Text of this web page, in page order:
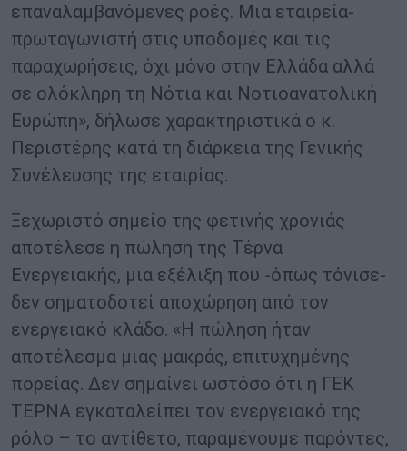
επαναλαμβανόμενες ροές. Μια εταιρεία-
πρωταγωνιστή στις υποδομές και τις
παραχωρήσεις, όχι μόνο στην Ελλάδα αλλά
σε ολόκληρη τη Νότια και Νοτιοανατολική
Ευρώπη», δήλωσε χαρακτηριστικά ο κ.
Περιστέρης κατά τη διάρκεια της Γενικής
Συνέλευσης της εταιρίας.
Ξεχωριστό σημείο της φετινής χρονιάς
αποτέλεσε η πώληση της Τέρνα
Ενεργειακής, μια εξέλιξη που -όπως τόνισε-
δεν σηματοδοτεί αποχώρηση από τον
ενεργειακό κλάδο. «Η πώληση ήταν
αποτέλεσμα μιας μακράς, επιτυχημένης
πορείας. Δεν σημαίνει ωστόσο ότι η ΓΕΚ
ΤΕΡΝΑ εγκαταλείπει τον ενεργειακό της
ρόλο – το αντίθετο, παραμένουμε παρόντες,